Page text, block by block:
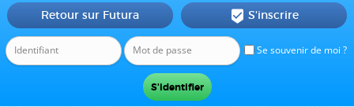
Se souvenir de moi ?
Retour sur Futura  S'inscrire